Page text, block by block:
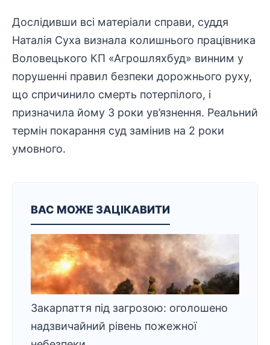
Дослідивши всі матеріали справи, суддя
Наталія Суха визнала колишнього працівника
Воловецького КП «Агрошляхбуд» винним у
порушенні правил безпеки дорожнього руху,
що спричинило смерть потерпілого, і
призначила йому 3 роки ув’язнення. Реальний
термін покарання суд замінив на 2 роки
умовного.
ВАС МОЖЕ ЗАЦІКАВИТИ
Закарпаття під загрозою: оголошено
надзвичайний рівень пожежної